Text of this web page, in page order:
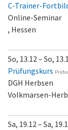
C-Trainer-
Online-Seminar
, Hessen
So, 13.12 – So,
Prüfungskurs
DGH Herbsen
Volkmarsen-
Sa, 19.12 – Sa,